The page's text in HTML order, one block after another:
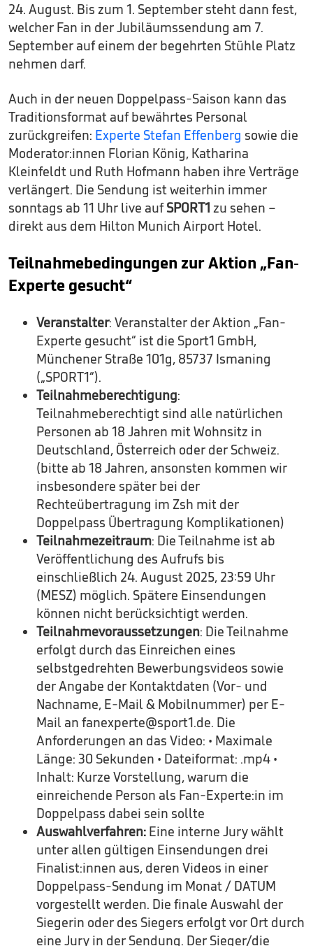
24. August. Bis zum 1. September steht dann fest,
welcher Fan in der Jubiläumssendung am 7.
September auf einem der begehrten Stühle Platz
nehmen darf.
Auch in der neuen Doppelpass-Saison kann das
Traditionsformat auf bewährtes Personal
zurückgreifen: Experte Stefan Effenberg sowie die
Moderator:innen Florian König, Katharina
Kleinfeldt und Ruth Hofmann haben ihre Verträge
verlängert. Die Sendung ist weiterhin immer
sonntags ab 11 Uhr live aufSPORT1 zu sehen –
direkt aus dem Hilton Munich Airport Hotel.
Teilnahmebedingungen zur Aktion „Fan-
Experte gesucht“
Veranstalter: Veranstalter der Aktion „Fan-
Experte gesucht“ ist die Sport1 GmbH,
Münchener Straße 101g, 85737 Ismaning
(„SPORT1“).
Teilnahmeberechtigung:
Teilnahmeberechtigt sind alle natürlichen
Personen ab 18 Jahren mit Wohnsitz in
Deutschland, Österreich oder der Schweiz.
(bitte ab 18 Jahren, ansonsten kommen wir
insbesondere später bei der
Rechteübertragung im Zsh mit der
Doppelpass Übertragung Komplikationen)
Teilnahmezeitraum: Die Teilnahme ist ab
Veröffentlichung des Aufrufs bis
einschließlich 24. August 2025, 23:59 Uhr
(MESZ) möglich. Spätere Einsendungen
können nicht berücksichtigt werden.
Teilnahmevoraussetzungen: Die Teilnahme
erfolgt durch das Einreichen eines
selbstgedrehten Bewerbungsvideos sowie
der Angabe der Kontaktdaten (Vor- und
Nachname, E-Mail & Mobilnummer) per E-
Mail an fanexperte@sport1.de. Die
Anforderungen an das Video: • Maximale
Länge: 30 Sekunden • Dateiformat: .mp4 •
Inhalt: Kurze Vorstellung, warum die
einreichende Person als Fan-Experte:in im
Doppelpass dabei sein sollte
Auswahlverfahren: Eine interne Jury wählt
unter allen gültigen Einsendungen drei
Finalist:innen aus, deren Videos in einer
Doppelpass-Sendung im Monat / DATUM
vorgestellt werden. Die finale Auswahl der
Siegerin oder des Siegers erfolgt vor Ort durch
eine Jury in der Sendung. Der Sieger/die